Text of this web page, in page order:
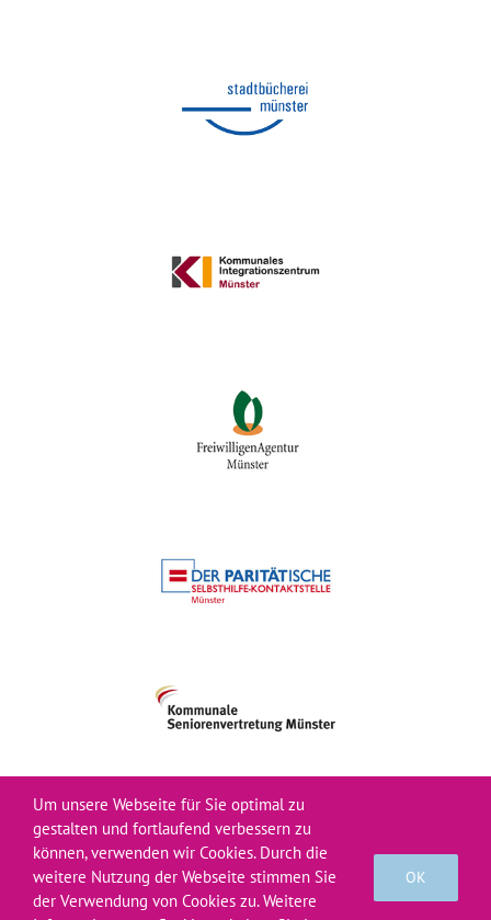
© Verein Bürgernetz 2026
Um unsere Webseite für Sie optimal zu
gestalten und fortlaufend verbessern zu
können, verwenden wir Cookies. Durch die
weitere Nutzung der Webseite stimmen Sie
der Verwendung von Cookies zu. Weitere
OK